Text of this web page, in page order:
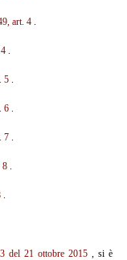
art. 4.
.
5.
6.
7.
8.
.
del 21 ottobre 2015, si è